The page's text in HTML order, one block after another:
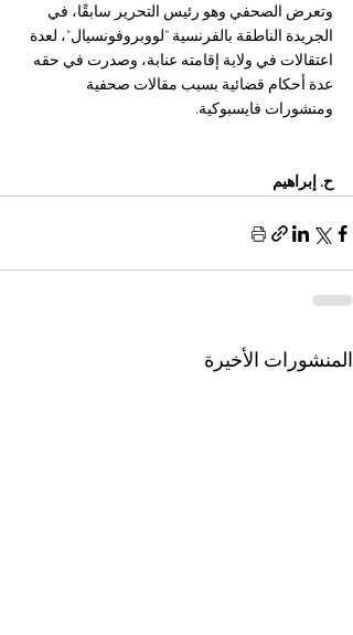
وتعرض الصحفي وهو رئيس التحرير سابقًا، في
الجريدة الناطقة بالفرنسية "لووبروفونسيال"، لعدة
اعتقالات في ولاية إقامته عنابة، وصدرت في حقه
عدة أحكام قضائية بسبب مقالات صحفية
ومنشورات فايسبوكية.
ح. إبراهيم
المنشورات الأخيرة